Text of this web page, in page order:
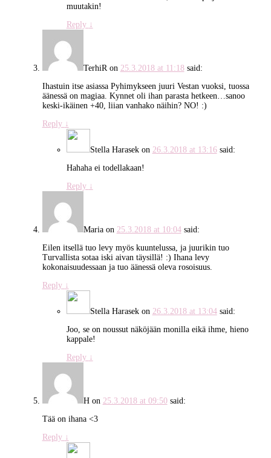
muutakin!
Reply ↓
TerhiRon 25.3.2018 at 11:18 said:
Ihastuin itse asiassa Pyhimykseen juuri Vestan vuoksi, tuossa
äänessä on magiaa. Kynnet oli ihan parasta hetkeen…sanoo
keski-ikäinen +40, liian vanhako näihin? NO! :)
Reply ↓
Stella Harasekon 26.3.2018 at 13:16 said:
Hahaha ei todellakaan!
Reply ↓
Mariaon 25.3.2018 at 10:04 said:
Eilen itsellä tuo levy myös kuuntelussa, ja juurikin tuo
Turvallista sotaa iski aivan täysillä! :) Ihana levy
kokonaisuudessaan ja tuo äänessä oleva rosoisuus.
Reply ↓
Stella Harasekon 26.3.2018 at 13:04 said:
Joo, se on noussut näköjään monilla eikä ihme, hieno
kappale!
Reply ↓
Hon 25.3.2018 at 09:50 said:
Tää on ihana <3
Reply ↓